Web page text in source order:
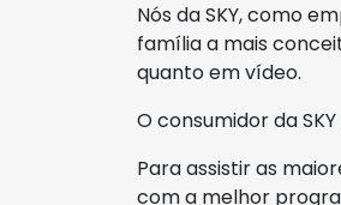
Nós da SKY, como
família a mais
quanto em vídeo.
O consumidor da
Para assistir as
com a melhor